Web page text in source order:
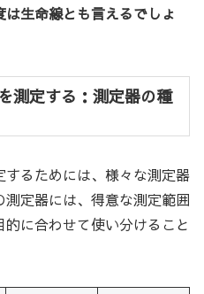
生命線とも言えるでしょ
測定する：測定器の種
るためには、様々な測定器
定器には、得意な測定範囲
に合わせて使い分けること